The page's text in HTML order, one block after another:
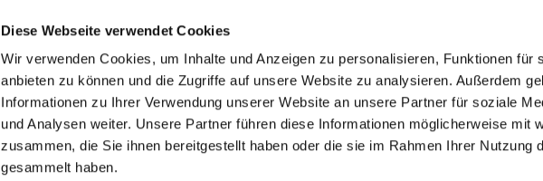
Diese Webseite verwendet Cookies
Wir verwenden Cookies, um Inhalte und Anzeigen zu personalisieren, Funktionen für
anbieten zu können und die Zugriffe auf unsere Website zu analysieren. Außerdem
Informationen zu Ihrer Verwendung unserer Website an unsere Partner für soziale
und Analysen weiter. Unsere Partner führen diese Informationen möglicherweise mit
zusammen, die Sie ihnen bereitgestellt haben oder die sie im Rahmen Ihrer Nutzung
gesammelt haben.
HINWEISGEBERSCHUTZ